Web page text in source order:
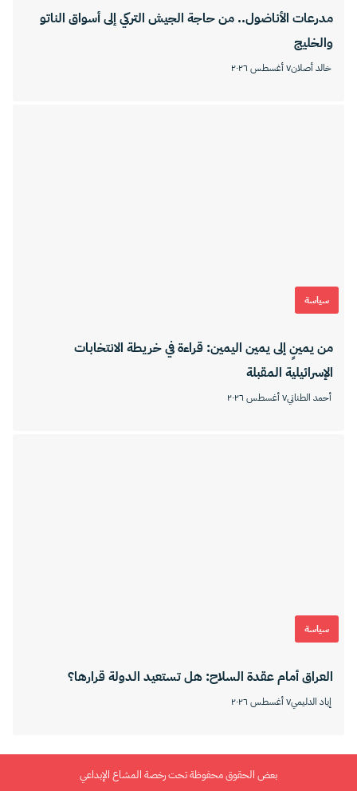
مدرعات الأناضول.. من حاجة الجيش التركي إلى أسواق الناتو
والخليج
خالد أصلان٧ أغسطس ٢٠٢٦
سياسة
من يمينٍ إلى يمين اليمين: قراءة في خريطة الانتخابات
الإسرائيلية المقبلة
أحمد الطناني٧ أغسطس ٢٠٢٦
سياسة
العراق أمام عقدة السلاح: هل تستعيد الدولة قرارها؟
إياد الدليمي٧ أغسطس ٢٠٢٦
بعض الحقوق محفوظة تحت رخصة المشاع الإبداعي